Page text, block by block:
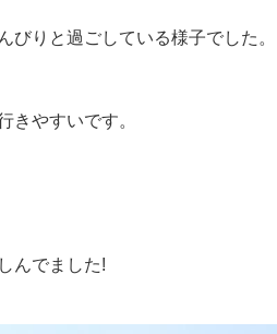
びりと過ごしている様子でした。
きやすいです。
んでました!